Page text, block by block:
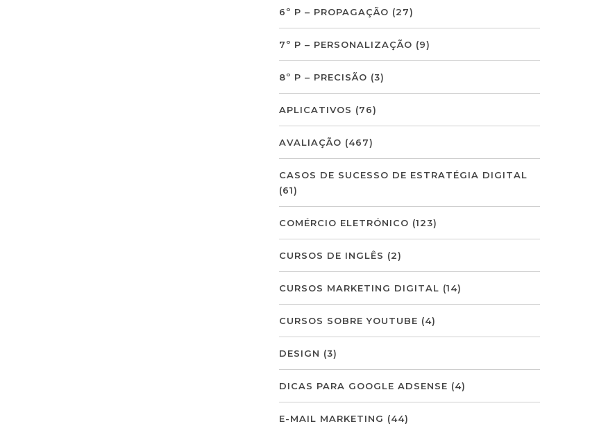
6º P – PROPAGAÇÃO (27)
7º P – PERSONALIZAÇÃO (9)
8º P – PRECISÃO (3)
APLICATIVOS (76)
AVALIAÇÃO (467)
CASOS DE SUCESSO DE ESTRATÉGIA DIGITAL
(61)
COMÉRCIO ELETRÓNICO (123)
CURSOS DE INGLÊS (2)
CURSOS MARKETING DIGITAL (14)
CURSOS SOBRE YOUTUBE (4)
DESIGN (3)
DICAS PARA GOOGLE ADSENSE (4)
E-MAIL MARKETING (44)